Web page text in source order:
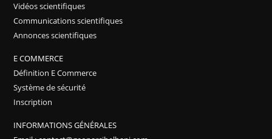
Vidéos scientifiques
Communications scientifiques
Annonces scientifiques
E COMMERCE
Définition E Commerce
Système de sécurité
Inscription
INFORMATIONS GÉNÉRALES